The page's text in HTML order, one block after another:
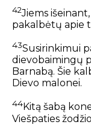
42Jiems
pakalbėtų apie
43Susirinkimui
dievobaimingų
Barnabą. Šie
Dievo malonei.
44Kitą šabą
Viešpaties